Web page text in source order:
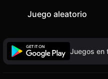
Juego aleatorio
Juegos en